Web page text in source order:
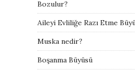
Bozulur?
Aileyi Evliliğe Razı Etme
Muska nedir?
Boşanma Büyüsü